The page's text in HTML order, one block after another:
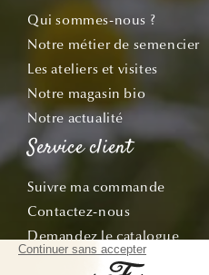
Qui sommes-nous ?
Notre métier de semencier
Les ateliers et visites
Notre magasin bio
Notre actualité
Service client
Suivre ma commande
Contactez-nous
Demandez le catalogue
Bon de commande